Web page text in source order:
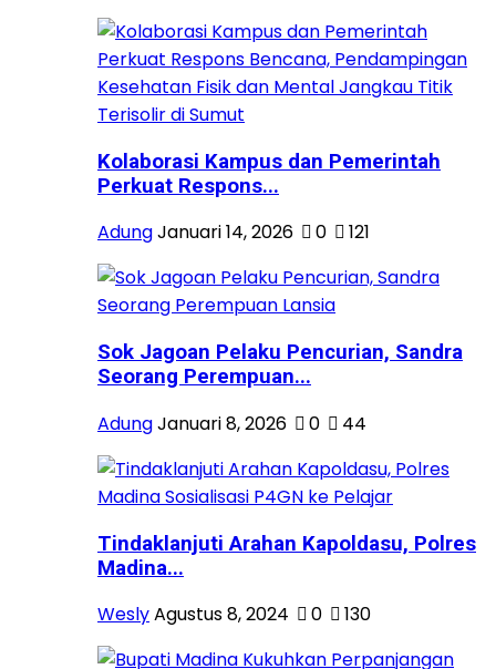
Kolaborasi Kampus dan Pemerintah
Perkuat Respons...
AdungJanuari 14, 2026 0 121
Sok Jagoan Pelaku Pencurian, Sandra
Seorang Perempuan...
AdungJanuari 8, 2026 0 44
Tindaklanjuti Arahan Kapoldasu, Polres
Madina...
WeslyAgustus 8, 2024 0 130